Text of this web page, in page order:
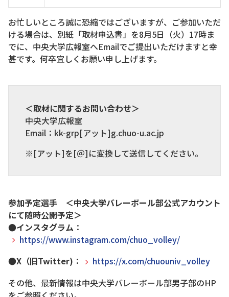
お忙しいところ誠に恐縮ではございますが、ご参加いただ
ける場合は、別紙「取材申込書」を8月5日（火）17時ま
でに、中央大学広報室へEmailでご提出いただけますと幸
甚です。何卒宜しくお願い申し上げます。
＜取材に関するお問い合わせ＞
中央大学広報室
Email：kk-grp[アット]g.chuo-u.ac.jp
※[アット]を[＠]に変換して送信してください。
参加予定選手 ＜中央大学バレーボール部公式アカウント
にて随時公開予定＞
●インスタグラム ：
https://www.instagram.com/chuo_volley/
●X（旧Twitter) ：
https://x.com/chuouniv_volley
その他、最新情報は中央大学バレーボール部男子部のHP